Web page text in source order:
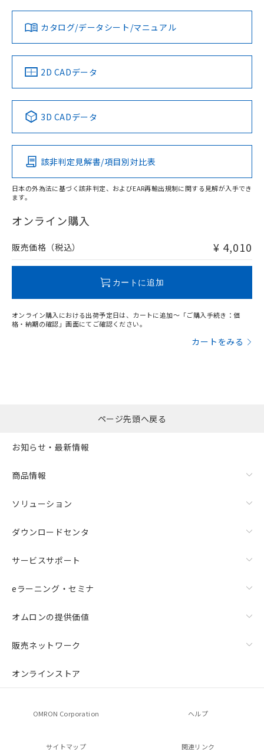
ダウンロードデータをご利用いただく前に、以下を必ずお読
みください。
ソフトウェアの使用条件
対応済み
中国 RoHS 注意事項・凡例
Pb Hg Cd Cr(VI)
O
在庫等で未対応品が混在する可能性があります。
問い合わせください。
カタログ/データシート/マニュアル
2D CADデータ
3D CADデータ
該非判定見解書/項目別対比表
日本の外為法に基づく該非判定、およびEAR再輸出規制に関する見解が入手でき
ます。
オンライン購入
販売価格（税込） ¥ 4,010
カートに追加
オンライン購入における出荷予定日は、カートに追加～「ご購入手続き：価
格・納期の確認」画面にてご確認ください。
カートをみる
ページ先頭へ戻る
お知らせ・最新情報
商品情報
ソリューション
ダウンロードセンタ
サービスサポート
eラーニング・セミナ
オムロンの提供価値
販売ネットワーク
オンラインストア
OMRON Corporation ヘルプ
サイトマップ 関連リンク